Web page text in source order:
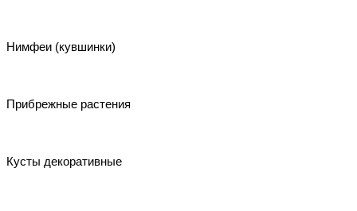
Нимфеи (кувшинки)
Прибрежные растения
Кусты декоративные